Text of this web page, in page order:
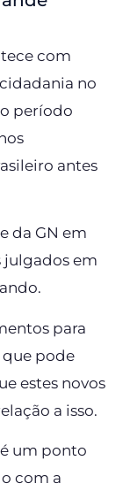
com
no
período
antes
da GN em
julgados em
para
que pode
estes novos
a isso.
um ponto
com a